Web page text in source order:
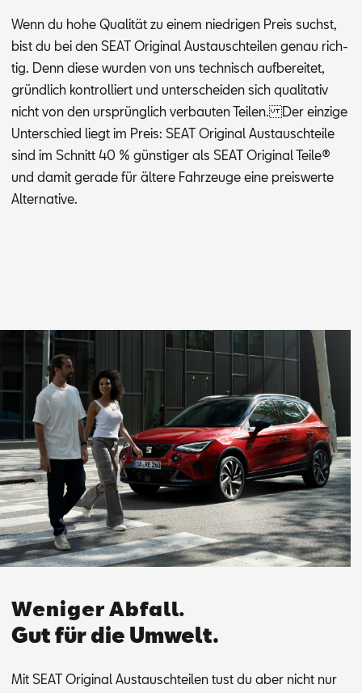
Wenn du hohe Qua­li­tät zu ei­nem nied­ri­gen Preis suchst,
bist du bei den SEAT Ori­gi­nal Aus­tausch­tei­len ge­nau rich­
tig. Denn die­se wur­den von uns tech­nisch auf­be­rei­tet,
gründ­lich kon­trol­liert und un­ter­schei­den sich qua­li­ta­tiv
nicht von den ur­sprüng­lich ver­bau­ten Tei­len. Der ein­zi­ge
Un­ter­schied liegt im Preis: SEAT Ori­gi­nal Aus­tausch­tei­le
sind im Schnitt 40 % güns­ti­ger als SEAT Ori­gi­nal Tei­le®
und da­mit ge­ra­de für äl­te­re Fahr­zeu­ge eine preis­wer­te
Al­ter­na­ti­ve.
Weniger Abfall.
Gut für die Umwelt.
Mit SEAT Ori­gi­nal Aus­tausch­tei­len tust du aber nicht nur